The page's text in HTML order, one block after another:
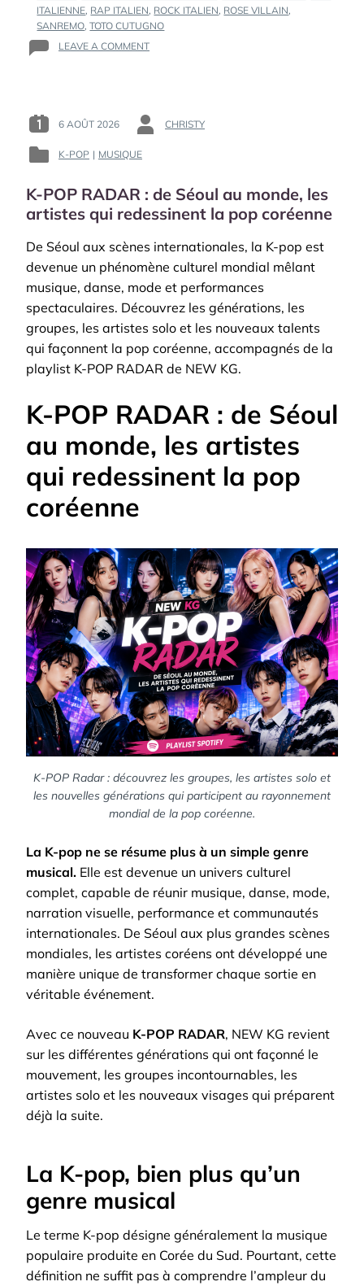
ITALIENNE, RAP ITALIEN, ROCK ITALIEN, ROSE VILLAIN,
SANREMO,TOTO CUTUGNO
LEAVE A COMMENTON
LÉGENDES
DE
ITALIENNE
À
LA
GÉNÉRATION
POSTED
ON
6 AOÛT 2026
BY
CHRISTY
POSTED
:
K-POP | MUSIQUE
K-POP RADAR : de Séoul au monde, les
artistes qui redessinent la pop coréenne
De Séoul aux scènes internationales, la K-pop est
devenue un phénomène culturel mondial mêlant
musique, danse, mode et performances
spectaculaires. Découvrez les générations, les
groupes, les artistes solo et les nouveaux talents
qui façonnent la pop coréenne, accompagnés de la
playlist K-POP RADAR de NEW KG.
K-POP RADAR : de Séoul
au monde, les artistes
qui redessinent la pop
coréenne
K-POP Radar : découvrez les groupes, les artistes solo et
les nouvelles générations qui participent au rayonnement
mondial de la pop coréenne.
La K-pop ne se résume plus à un simple genre
musical. Elle est devenue un univers culturel
complet, capable de réunir musique, danse, mode,
narration visuelle, performance et communautés
internationales. De Séoul aux plus grandes scènes
mondiales, les artistes coréens ont développé une
manière unique de transformer chaque sortie en
véritable événement.
Avec ce nouveau K-POP RADAR, NEW KG revient
sur les différentes générations qui ont façonné le
mouvement, les groupes incontournables, les
artistes solo et les nouveaux visages qui préparent
déjà la suite.
La K-pop, bien plus qu’un
genre musical
Le terme K-pop désigne généralement la musique
populaire produite en Corée du Sud. Pourtant, cette
définition ne suffit pas à comprendre l’ampleur du